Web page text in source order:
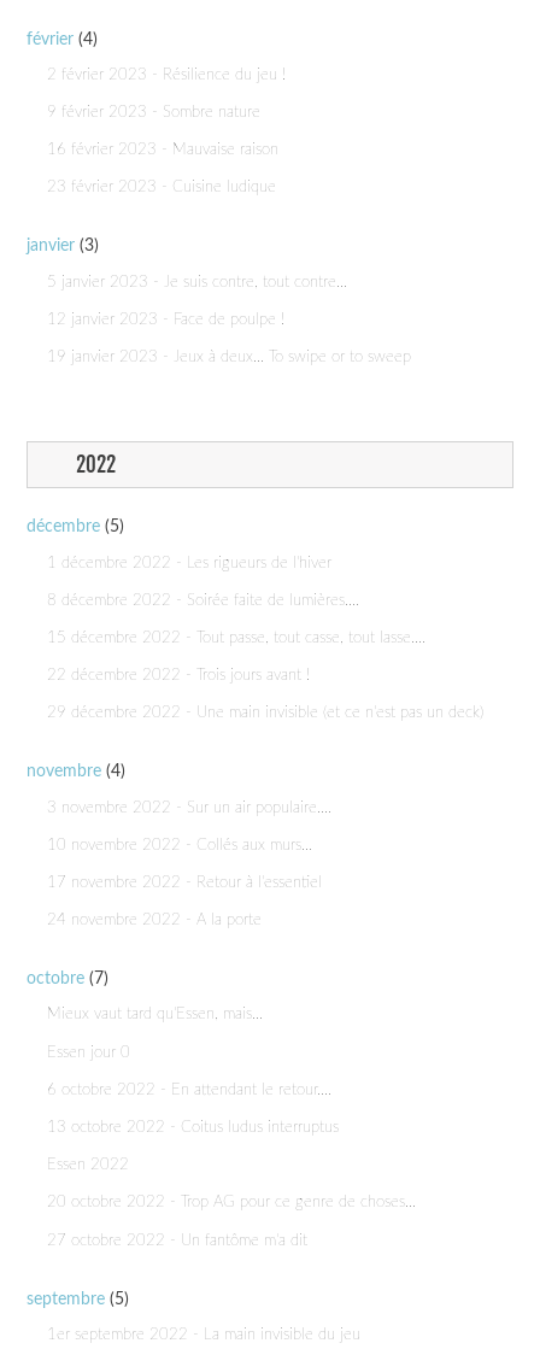
février (4)
2 février 2023 - Résilience du jeu !
9 février 2023 - Sombre nature
16 février 2023 - Mauvaise raison
23 février 2023 - Cuisine ludique
janvier (3)
5 janvier 2023 - Je suis contre, tout contre...
12 janvier 2023 - Face de poulpe !
19 janvier 2023 - Jeux à deux... To swipe or to sweep
2022
décembre (5)
1 décembre 2022 - Les rigueurs de l'hiver
8 décembre 2022 - Soirée faite de lumières....
15 décembre 2022 - Tout passe, tout casse, tout lasse....
22 décembre 2022 - Trois jours avant !
29 décembre 2022 - Une main invisible (et ce n'est pas un deck)
novembre (4)
3 novembre 2022 - Sur un air populaire....
10 novembre 2022 - Collés aux murs...
17 novembre 2022 - Retour à l'essentiel
24 novembre 2022 - A la porte
octobre (7)
Mieux vaut tard qu'Essen, mais...
Essen jour 0
6 octobre 2022 - En attendant le retour....
13 octobre 2022 - Coitus ludus interruptus
Essen 2022
20 octobre 2022 - Trop AG pour ce genre de choses...
27 octobre 2022 - Un fantôme m'a dit
septembre (5)
1er septembre 2022 - La main invisible du jeu